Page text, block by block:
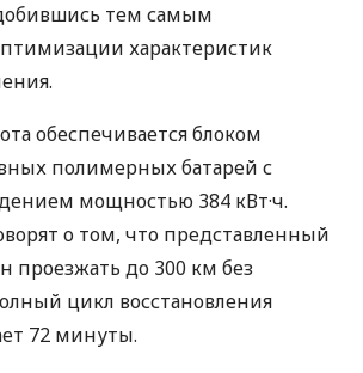
тем самым
характеристик
обеспечивается блоком
полимерных батарей с
мощностью 384 кВт·ч.
о том, что представленный
проезжать до 300 км без
цикл восстановления
72 минуты.